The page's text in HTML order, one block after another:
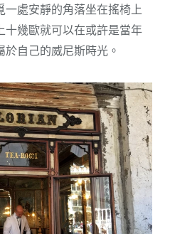
處安靜的角落坐在搖椅上
幾歐就可以在或許是當年
自己的威尼斯時光。